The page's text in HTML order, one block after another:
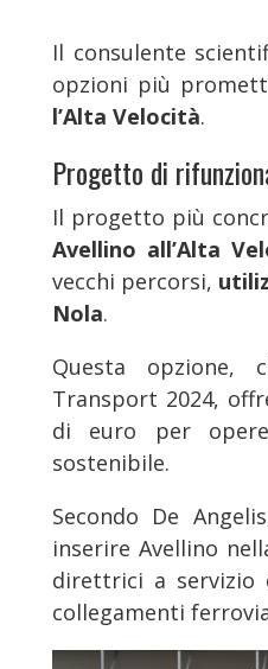
Il consulente
opzioni più
l’Alta Velocità.
Progetto di
Il progetto più
Avellino all’Alta
vecchi percorsi,
Nola.
Questa opzione,
Transport 2024,
di euro per
sostenibile.
Secondo De
inserire Avellino
direttrici a servizio
collegamenti